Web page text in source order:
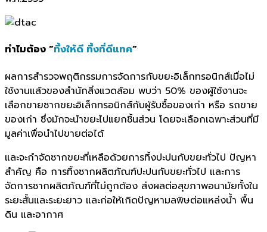
ทำไมต้อง “ทิ้งให้ดี ทิ้งที่ดีแทค“
ผลการสำรวจพฤติกรรมการจัดการกับขยะอิเล็กทรอนิกส์เมื่อไม่
ใช้งานแล้วของสำนักสิ่งแวดล้อม พบว่า 50% ของผู้ใช้งานจะ
เลือกขายซากขยะอิเล็กทรอนิกส์กับผู้รับซื้อของเก่า หรือ รถขาย
ของเก่า ซึ่งมักจะนำขยะไปแยกชิ้นส่วน โดยจะเลือกเฉพาะส่วนที่มี
มูลค่าเพื่อนำไปขายต่อได้
และจะกำจัดซากขยะที่เหลือด้วยการทิ้งปะปนกับขยะทั่วไป ปัญหา
สำคัญ คือ การทิ้งซากผลิตภัณฑ์ปะปนกับขยะทั่วไป และการ
จัดการซากผลิตภัณฑ์ที่ไม่ถูกต้อง ส่งผลต่อสุขภาพอนามัยทั้งใน
ระยะสั้นและระยะยาว และก่อให้เกิดปัญหามลพิษต่อแหล่งน้ำ พื้น
ดิน และอากาศ